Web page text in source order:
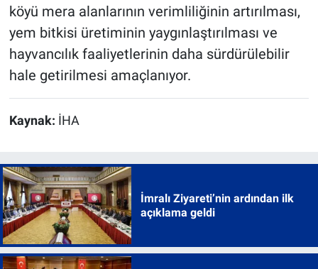
köyü mera alanlarının verimliliğinin artırılması,
yem bitkisi üretiminin yaygınlaştırılması ve
hayvancılık faaliyetlerinin daha sürdürülebilir
hale getirilmesi amaçlanıyor.
Kaynak: İHA
İmralı Ziyareti’nin ardından ilk
açıklama geldi